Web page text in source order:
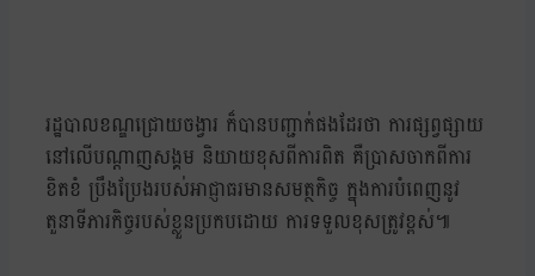
រដ្ឋបាលខណ្ឌជ្រោយចង្វារ ក៏បានបញ្ជាក់ផងដែរថា ការផ្សព្វផ្សាយ
នៅលើបណ្តាញសង្គម និយាយខុសពីការពិត គឺប្រាសចាកពីការ
ខិតខំ ប្រឹងប្រែងរបស់អាជ្ញាធរមានសមត្ថកិច្ច ក្នុងការបំពេញនូវ
តួនាទីភារកិច្ចរបស់ខ្លួនប្រកបដោយ ការទទួលខុសត្រូវខ្ពស់៕